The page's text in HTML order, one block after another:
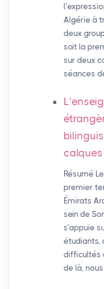
Algérie à
deux
soit la
sur deux
séances
calques
Résumé
premier
Émirats
sein de
s’appuie
étudiants,
difficultés
de là,